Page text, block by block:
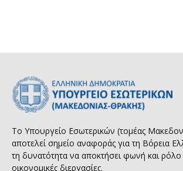
Το Υπουργείο Εσωτερικών (τομέας
αποτελεί σημείο αναφοράς για τη Βόρεια
τη δυνατότητα να αποκτήσει φωνή και ρόλο
οικονομικές διεργασίες.